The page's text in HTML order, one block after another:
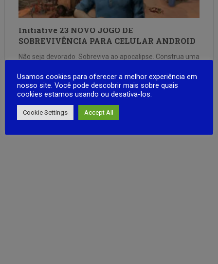
Initiative 23 NOVO JOGO DE
SOBREVIVÊNCIA PARA CELULAR ANDROID
Não seja devorado. Sobreviva ao apocalipse. Construa uma
MUTANTESO inimigo está evoluindo! Encare dezenas de
ameaças diferentes:- Elimine zumbis primitivos e
inimigos e encontre seus pontos fracos.- Desafie chefões
FULL ARTICLE
Usamos cookies para oferecer a melhor experiência em
nosso site. Você pode descobrir mais sobre quais
cookies estamos usando ou desativa-los.
Cookie Settings Accept All